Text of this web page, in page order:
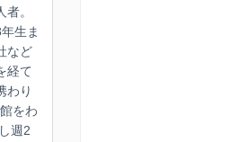
。
生ま
など
経て
わり
をわ
週2